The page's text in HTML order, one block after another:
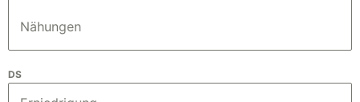
Nähungen
DS